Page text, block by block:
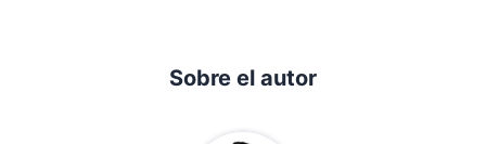
Sobre el autor